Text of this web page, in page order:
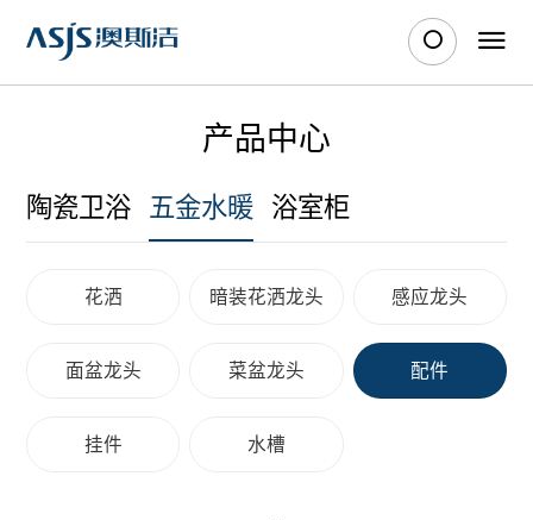
产品中心
陶瓷卫浴 五金水暖 浴室柜
花洒 暗装花洒龙头 感应龙头
面盆龙头 菜盆龙头 配件
挂件 水槽